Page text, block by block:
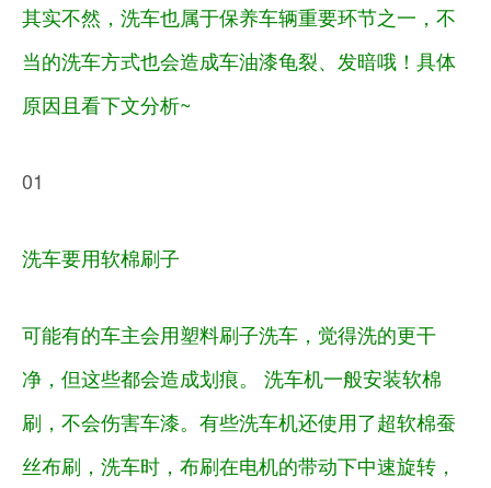
其实不然，洗车也属于保养车辆重要环节之一，不
当的洗车方式也会造成车油漆龟裂、发暗哦！具体
原因且看下文分析~
01
洗车要用软棉刷子
可能有的车主会用塑料刷子洗车，觉得洗的更干
净，但这些都会造成划痕。 洗车机一般安装软棉
刷，不会伤害车漆。有些洗车机还使用了超软棉蚕
丝布刷，洗车时，布刷在电机的带动下中速旋转，